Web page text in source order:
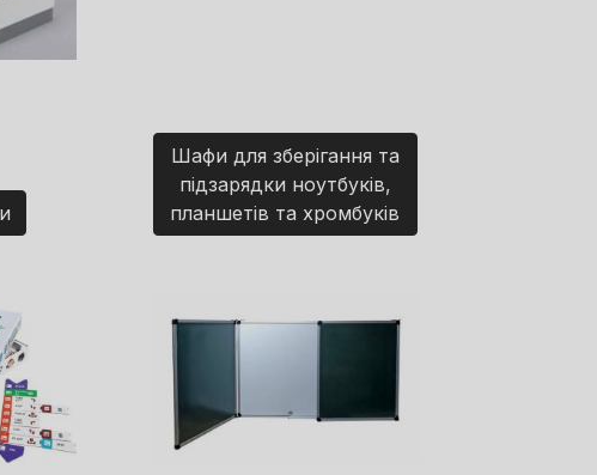
Шафи для зберігання та
підзарядки ноутбуків,
планшетів та хромбуків